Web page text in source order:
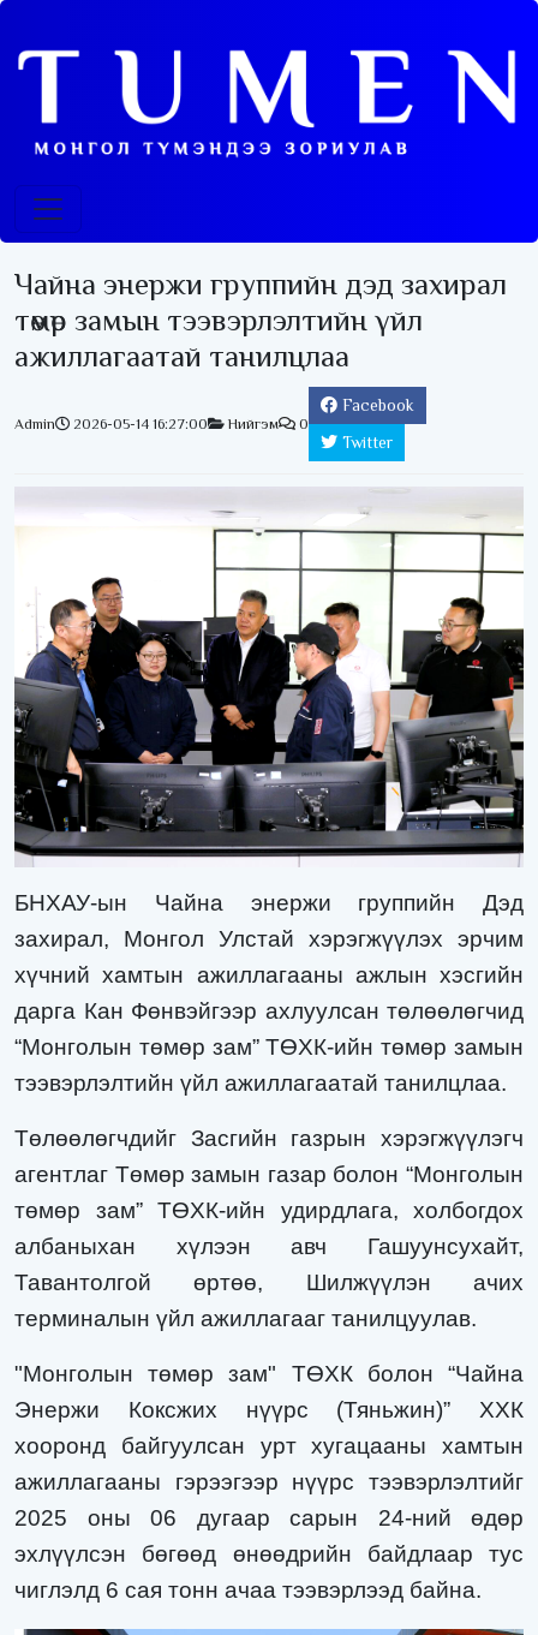
Чайна энержи группийн дэд захирал
төмөр замын тээвэрлэлтийн үйл
ажиллагаатай танилцлаа
Admin 2026-05-14 16:27:00 Нийгэм 0
Facebook
Twitter
БНХАУ-ын Чайна энержи группийн Дэд
захирал, Монгол Улстай хэрэгжүүлэх эрчим
хүчний хамтын ажиллагааны ажлын хэсгийн
дарга Кан Фөнвэйгээр ахлуулсан төлөөлөгчид
“Монголын төмөр зам” ТӨХК-ийнтөмөр замын
тээвэрлэлтийн үйл ажиллагаатай танилцлаа.
Төлөөлөгчдийг Засгийн газрын хэрэгжүүлэгч
агентлаг Төмөр замын газар болон “Монголын
төмөр зам” ТӨХК-ийн удирдлага, холбогдох
албаныхан хүлээн авч Гашуунсухайт,
Тавантолгой өртөө, Шилжүүлэн ачих
терминалын үйл ажиллагааг танилцуулав.
"Монголын төмөр зам" ТӨХК болон “Чайна
Энержи Коксжих нүүрс (Тяньжин)” ХХК
хооронд байгуулсан урт хугацааны хамтын
ажиллагааны гэрээгээр нүүрс тээвэрлэлтийг
2025 оны 06 дугаар сарын 24-ний өдөр
эхлүүлсэн бөгөөд өнөөдрийн байдлаар тус
чиглэлд 6 сая тонн ачаа тээвэрлээд байна.